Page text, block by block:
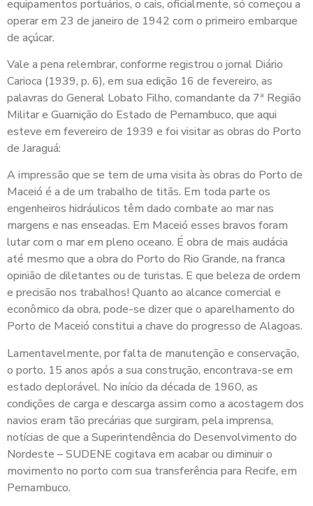
equipamentos portuários, o cais, oficialmente, só começou a
operar em 23 de janeiro de 1942 com o primeiro embarque
de açúcar.
Vale a pena relembrar, conforme registrou o jornal Diário
Carioca (1939, p. 6), em sua edição 16 de fevereiro, as
palavras do General Lobato Filho, comandante da 7ª Região
Militar e Guarnição do Estado de Pernambuco, que aqui
esteve em fevereiro de 1939 e foi visitar as obras do Porto
de Jaraguá:
A impressão que se tem de uma visita às obras do Porto de
Maceió é a de um trabalho de titãs. Em toda parte os
engenheiros hidráulicos têm dado combate ao mar nas
margens e nas enseadas. Em Maceió esses bravos foram
lutar com o mar em pleno oceano. É obra de mais audácia
até mesmo que a obra do Porto do Rio Grande, na franca
opinião de diletantes ou de turistas. E que beleza de ordem
e precisão nos trabalhos! Quanto ao alcance comercial e
econômico da obra, pode-se dizer que o aparelhamento do
Porto de Maceió constitui a chave do progresso de Alagoas.
Lamentavelmente, por falta de manutenção e conservação,
o porto, 15 anos após a sua construção, encontrava-se em
estado deplorável. No início da década de 1960, as
condições de carga e descarga assim como a acostagem dos
navios eram tão precárias que surgiram, pela imprensa,
notícias de que a Superintendência do Desenvolvimento do
Nordeste – SUDENE cogitava em acabar ou diminuir o
movimento no porto com sua transferência para Recife, em
Pernambuco.